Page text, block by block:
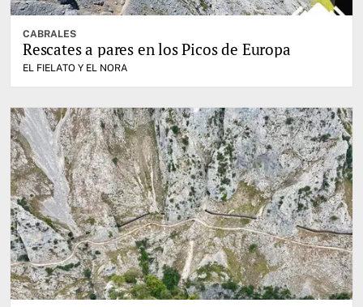
CABRALES
Rescates a pares en los Picos de Europa
EL FIELATO Y EL NORA